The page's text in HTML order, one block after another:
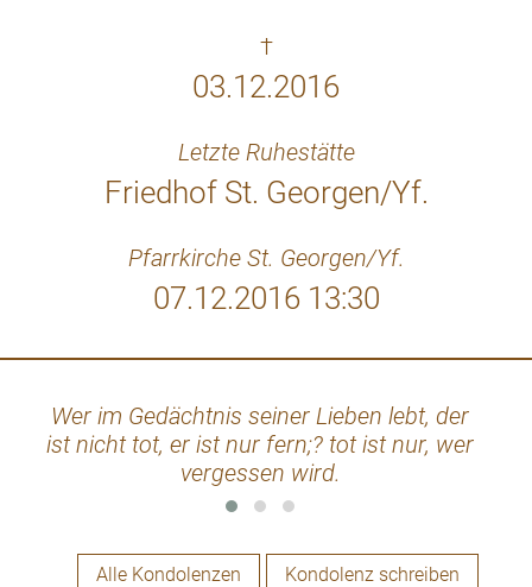
†
03.12.2016
Letzte Ruhestätte
Friedhof St. Georgen/Yf.
Pfarrkirche St. Georgen/Yf.
07.12.2016 13:30
Wer im Gedächtnis seiner Lieben lebt, der
ist nicht tot, er ist nur fern;? tot ist nur, wer
vergessen wird.
Alle Kondolenzen Kondolenz schreiben